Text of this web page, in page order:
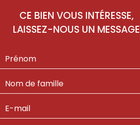
CE BIEN VOUS INTÉRESSE,
LAISSEZ-NOUS UN MESSAGE